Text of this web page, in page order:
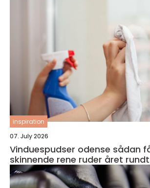
inspiration
07. July 2026
Vinduespudser odense sådan får du
skinnende rene ruder året rundt